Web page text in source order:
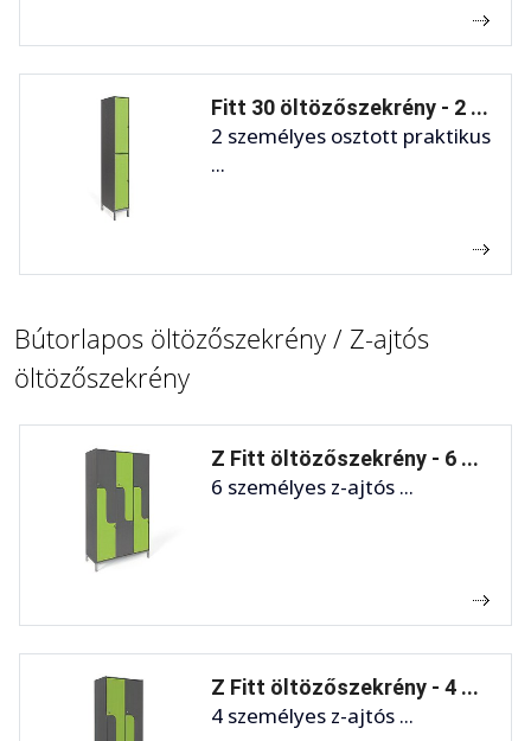
Fitt 30 öltözőszekrény - 2 ...
2 személyes osztott praktikus
...
Bútorlapos öltözőszekrény / Z-ajtós
öltözőszekrény
Z Fitt öltözőszekrény - 6 ...
6 személyes z-ajtós ...
Z Fitt öltözőszekrény - 4 ...
4 személyes z-ajtós ...